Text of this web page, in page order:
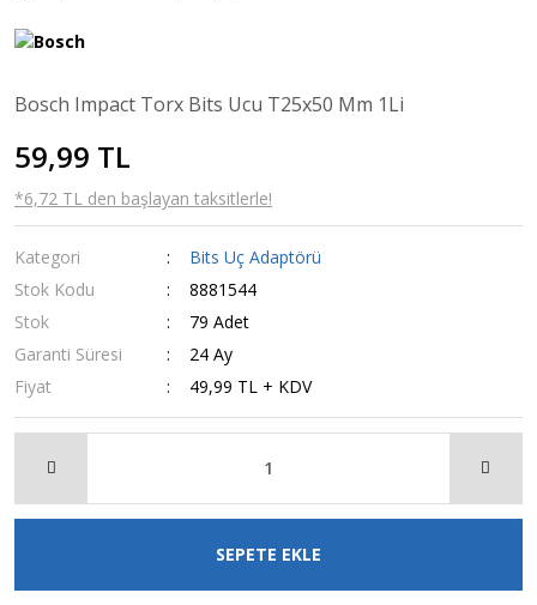
Bosch Impact Torx Bits Ucu T25x50 Mm 1Li
59,99 TL
*6,72 TL den başlayan taksitlerle!
Kategori
Bits Uç Adaptörü
Stok Kodu
8881544
Stok
79 Adet
Garanti Süresi
24 Ay
Fiyat
49,99 TL + KDV
SEPETE EKLE